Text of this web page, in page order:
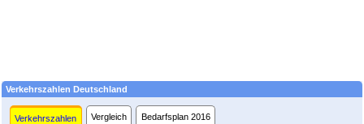
Verkehrszahlen Deutschland
Verkehrszahlen Vergleich Bedarfsplan 2016